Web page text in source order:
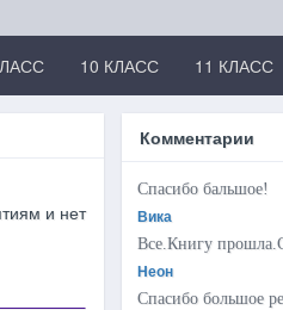
10 КЛАСС 11 КЛАСС
и нет
Комментарии
Спасибо бальшое!
Вика
Все.Книгу
Неон
Спасибо большое